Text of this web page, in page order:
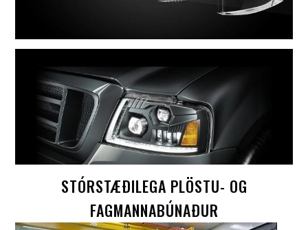
STÓRSTÆÐILEGA PLÖSTU- OG
FAGMANNABÚNAÐUR